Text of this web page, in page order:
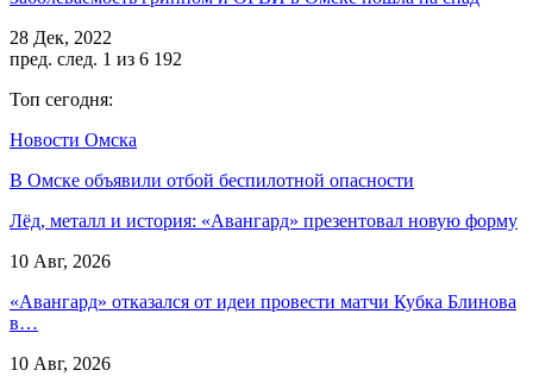
28 Дек, 2022
пред. след. 1 из 6 192
Топ сегодня:
Новости Омска
В Омске объявили отбой беспилотной опасности
Лёд, металл и история: «Авангард» презентовал новую форму
10 Авг, 2026
«Авангард» отказался от идеи провести матчи Кубка Блинова
в…
10 Авг, 2026